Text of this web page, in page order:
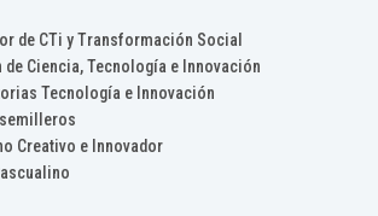
de CTi y Transformación Social
de Ciencia, Tecnología e Innovación
Tecnología e Innovación
Creativo e Innovador